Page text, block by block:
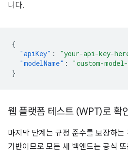
니다.
{
"apiKey" : "your-api-key-
"modelName" :
"custom-
}
웹 플랫폼 테스트 (WPT)로 확
마지막 단계는 규정 준수를 보장하
기반이므로 모든 새 백엔드는 공식